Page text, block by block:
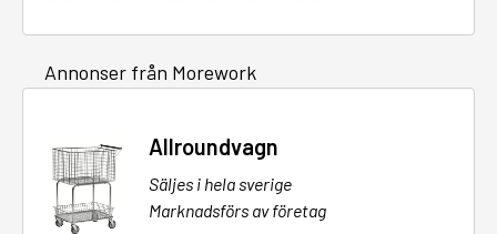
Annonser från Morework
Allroundvagn
Säljes i hela sverige
Marknadsförs av företag